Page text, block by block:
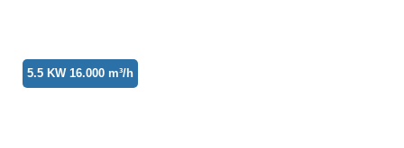
5.5 KW 16.000 m³/h